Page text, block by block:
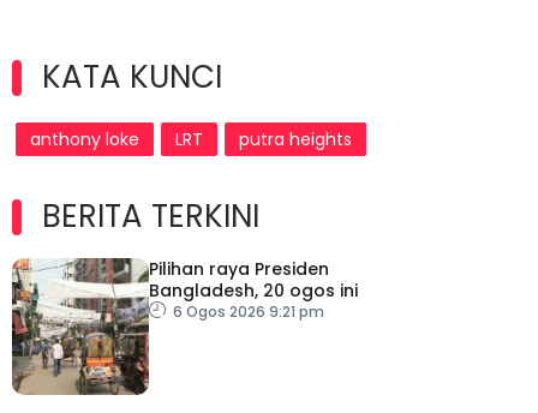
KATA KUNCI
anthony loke LRT putra heights
BERITA TERKINI
Pilihan raya Presiden
Bangladesh, 20 ogos ini
6 Ogos 2026 9:21 pm